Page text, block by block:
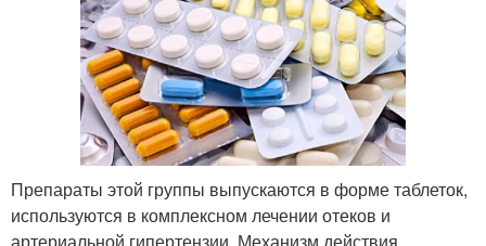
Препараты этой группы выпускаются в форме таблеток,
используются в комплексном лечении отеков и